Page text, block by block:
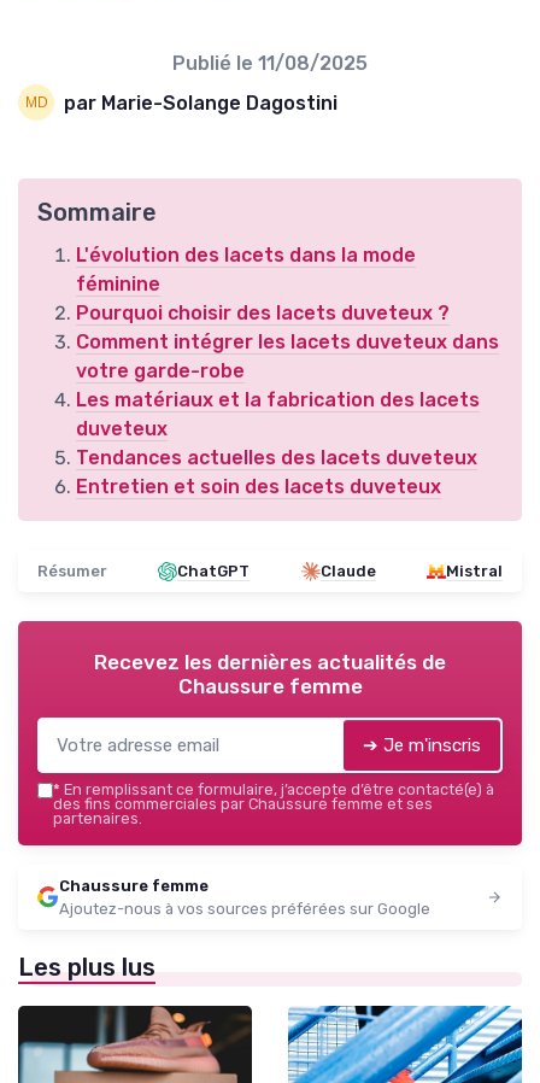
Publié le 11/08/2025
par Marie-Solange Dagostini
Sommaire
L'évolution des lacets dans la mode
féminine
Pourquoi choisir des lacets duveteux ?
Comment intégrer les lacets duveteux dans
votre garde-robe
Les matériaux et la fabrication des lacets
duveteux
Tendances actuelles des lacets duveteux
Entretien et soin des lacets duveteux
Résumer ChatGPT Claude Mistral
Recevez les dernières actualités de
Chaussure femme
➔ Je m'inscris
* En remplissant ce formulaire, j’accepte d’être contacté(e) à
des fins commerciales par Chaussure femme et ses
partenaires.
Chaussure femme
Ajoutez-nous à vos sources préférées sur Google
Les plus lus